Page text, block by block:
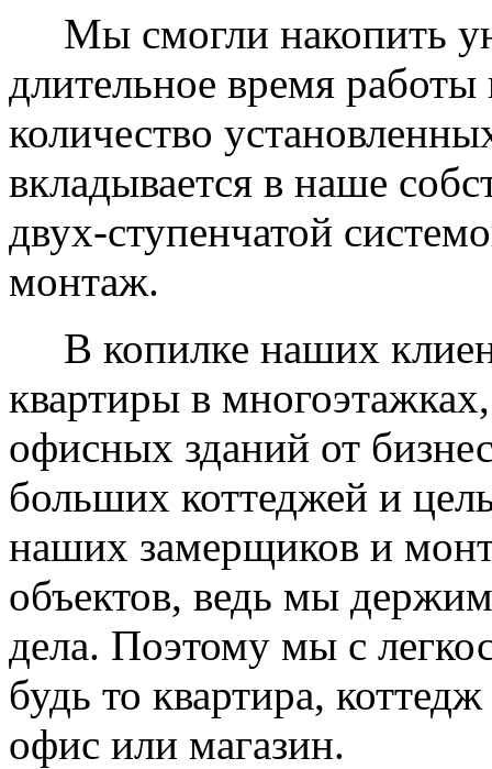
Мы смогли накопить
длительное время
количество
вкладывается в наше
двух-ступенчатой
монтаж.
В копилке наших
квартиры в
офисных зданий от
больших коттеджей и
наших замерщиков и
объектов, ведь мы
дела. Поэтому мы с
будь то квартира,
офис или магазин.